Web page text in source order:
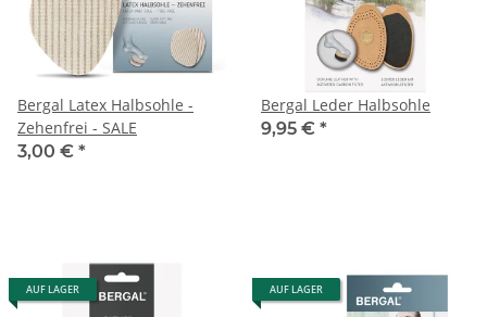
Bergal Latex Halbsohle -
Zehenfrei - SALE
3,00 € *
Bergal Leder Halbsohle
9,95 € *
AUF LAGER AUF LAGER